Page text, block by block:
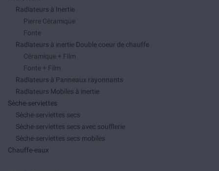
Radiateurs à Inertie
Pierre Céramique
Fonte
Radiateurs à inertie Double coeur de chauffe
Céramique + Film
Fonte + Film
Radiateurs à Panneaux rayonnants
Radiateurs Mobiles à inertie
Sèche-serviettes
Séche-serviettes secs
Séche-serviettes secs avec soufflerie
Séche-serviettes secs mobiles
Chauffe-eaux